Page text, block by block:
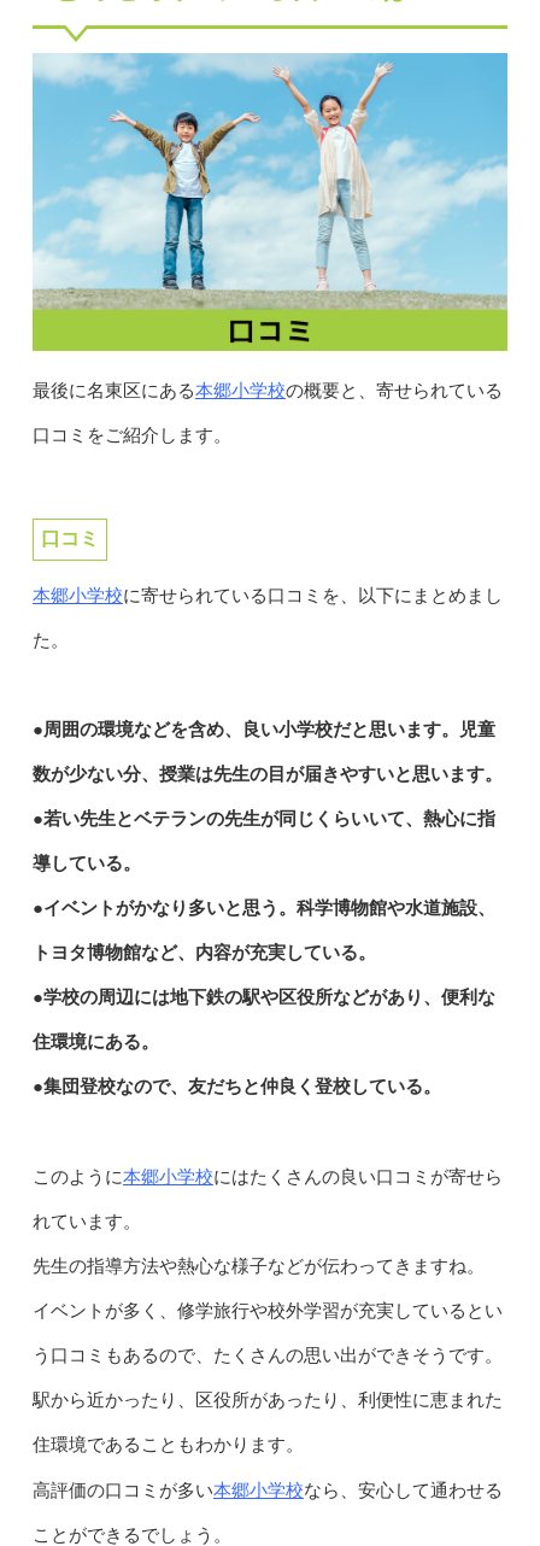
最後に名東区にある本郷小学校の概要と、寄せられている
口コミをご紹介します。
口コミ
本郷小学校に寄せられている口コミを、以下にまとめまし
た。
●周囲の環境などを含め、良い小学校だと思います。児童
数が少ない分、授業は先生の目が届きやすいと思います。
●若い先生とベテランの先生が同じくらいいて、熱心に指
導している。
●イベントがかなり多いと思う。科学博物館や水道施設、
トヨタ博物館など、内容が充実している。
●学校の周辺には地下鉄の駅や区役所などがあり、便利な
住環境にある。
●集団登校なので、友だちと仲良く登校している。
このように本郷小学校にはたくさんの良い口コミが寄せら
れています。
先生の指導方法や熱心な様子などが伝わってきますね。
イベントが多く、修学旅行や校外学習が充実しているとい
う口コミもあるので、たくさんの思い出ができそうです。
駅から近かったり、区役所があったり、利便性に恵まれた
住環境であることもわかります。
高評価の口コミが多い本郷小学校なら、安心して通わせる
ことができるでしょう。